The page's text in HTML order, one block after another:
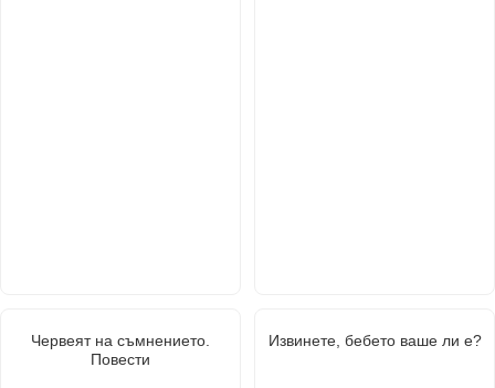
Червеят на съмнението.
Повести
Извинете, бебето ваше ли е?